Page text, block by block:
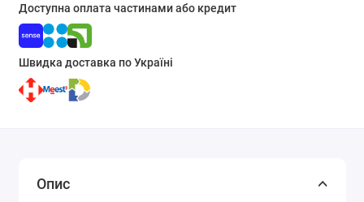
Доступна оплата частинами або кредит
Швидка доставка по Україні
Опис